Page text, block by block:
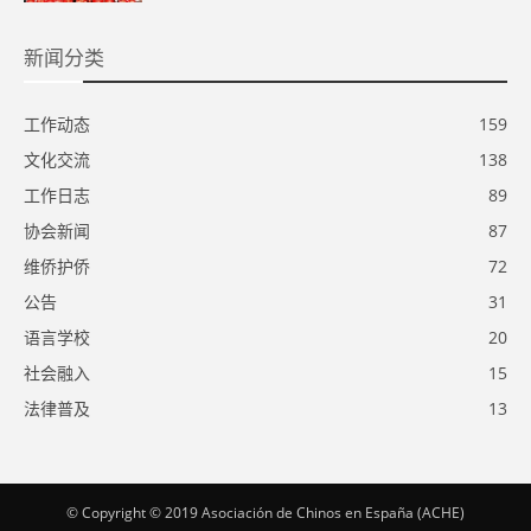
新闻分类
工作动态
159
文化交流
138
工作日志
89
协会新闻
87
维侨护侨
72
公告
31
语言学校
20
社会融入
15
法律普及
13
© Copyright © 2019 Asociación de Chinos en España (ACHE)